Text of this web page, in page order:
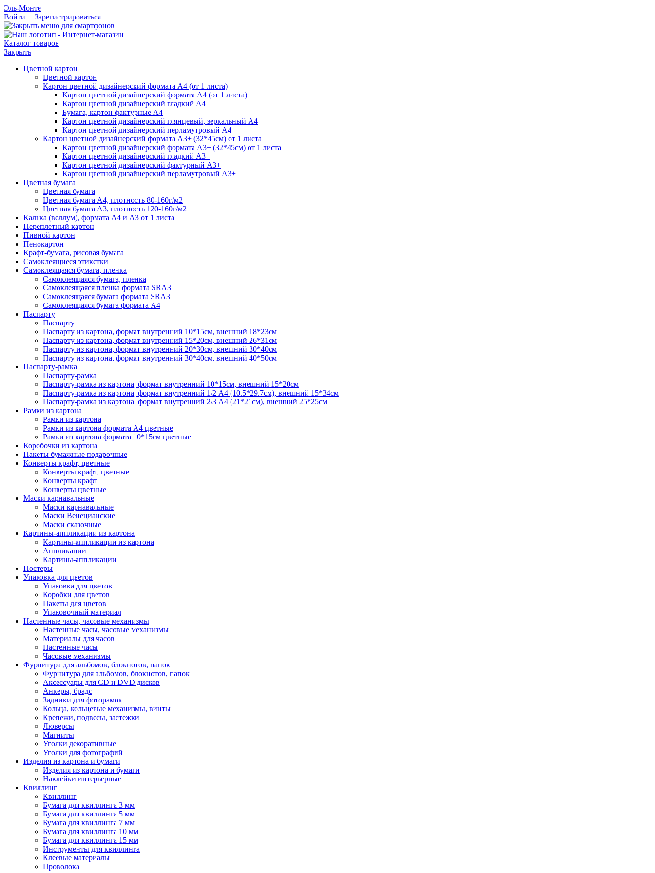
Эль-Монте
Войти | Зарегистрироваться
Каталог товаров
Закрыть
Цветной картон
Цветной картон
Картон цветной дизайнерский формата А4 (от 1 листа)
Картон цветной дизайнерский формата А4 (от 1 листа)
Картон цветной дизайнерский гладкий А4
Бумага, картон фактурные А4
Картон цветной дизайнерский глянцевый, зеркальный А4
Картон цветной дизайнерский перламутровый А4
Картон цветной дизайнерский формата А3+ (32*45см) от 1 листа
Картон цветной дизайнерский формата А3+ (32*45см) от 1 листа
Картон цветной дизайнерский гладкий А3+
Картон цветной дизайнерский фактурный А3+
Картон цветной дизайнерский перламутровый А3+
Цветная бумага
Цветная бумага
Цветная бумага А4, плотность 80-160г/м2
Цветная бумага А3, плотность 120-160г/м2
Калька (веллум), формата А4 и А3 от 1 листа
Переплетный картон
Пивной картон
Пенокартон
Крафт-бумага, рисовая бумага
Самоклеящиеся этикетки
Самоклеящаяся бумага, пленка
Самоклеящаяся бумага, пленка
Самоклеящаяся пленка формата SRА3
Самоклеящаяся бумага формата SRА3
Самоклеящаяся бумага формата А4
Паспарту
Паспарту
Паспарту из картона, формат внутренний 10*15см, внешний 18*23см
Паспарту из картона, формат внутренний 15*20см, внешний 26*31см
Паспарту из картона, формат внутренний 20*30см, внешний 30*40см
Паспарту из картона, формат внутренний 30*40см, внешний 40*50см
Паспарту-рамка
Паспарту-рамка
Паспарту-рамка из картона, формат внутренний 10*15см, внешний 15*20см
Паспарту-рамка из картона, формат внутренний 1/2 А4 (10.5*29.7см), внешний 15*34см
Паспарту-рамка из картона, формат внутренний 2/3 А4 (21*21см), внешний 25*25см
Рамки из картона
Рамки из картона
Рамки из картона формата А4 цветные
Рамки из картона формата 10*15см цветные
Коробочки из картона
Пакеты бумажные подарочные
Конверты крафт, цветные
Конверты крафт, цветные
Конверты крафт
Конверты цветные
Маски карнавальные
Маски карнавальные
Маски Венецианские
Маски сказочные
Картины-аппликации из картона
Картины-аппликации из картона
Аппликации
Картины-аппликации
Постеры
Упаковка для цветов
Упаковка для цветов
Коробки для цветов
Пакеты для цветов
Упаковочный материал
Настенные часы, часовые механизмы
Настенные часы, часовые механизмы
Материалы для часов
Настенные часы
Часовые механизмы
Фурнитура для альбомов, блокнотов, папок
Фурнитура для альбомов, блокнотов, папок
Аксессуары для CD и DVD дисков
Анкеры, брадс
Задники для фоторамок
Кольца, кольцевые механизмы, винты
Крепежи, подвесы, застежки
Люверсы
Магниты
Уголки декоративные
Уголки для фотографий
Изделия из картона и бумаги
Изделия из картона и бумаги
Наклейки интерьерные
Квиллинг
Квиллинг
Бумага для квиллинга 3 мм
Бумага для квиллинга 5 мм
Бумага для квиллинга 7 мм
Бумага для квиллинга 10 мм
Бумага для квиллинга 15 мм
Инструменты для квиллинга
Клеевые материалы
Проволока